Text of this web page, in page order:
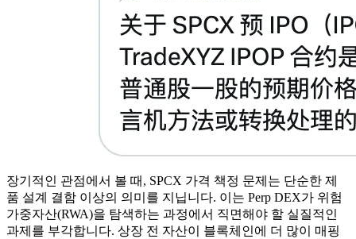
장기적인 관점에서 볼 때, SPCX 가격 책정 문제는 단순한 제
품 설계 결함 이상의 의미를 지닙니다. 이는 Perp DEX가 위험
가중자산(RWA)을 탐색하는 과정에서 직면해야 할 실질적인
과제를 부각합니다. 상장 전 자산이 블록체인에 더 많이 매핑